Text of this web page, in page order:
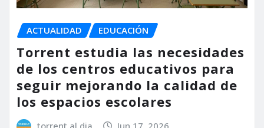
ACTUALIDAD EDUCACIÓN
Torrent estudia las necesidades
de los centros educativos para
seguir mejorando la calidad de
los espacios escolares